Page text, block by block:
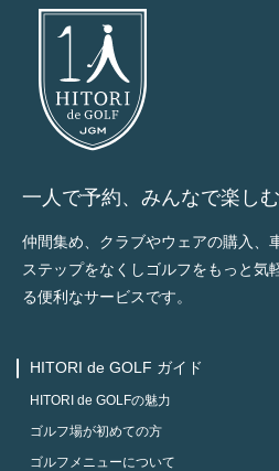
一人で予約、みんなで楽しむ
仲間集め、クラブやウェアの購入、
ステップをなくしゴルフをもっと気
る便利なサービスです。
HITORI de GOLF ガイド
HITORI de GOLFの魅力
ゴルフ場が初めての方
ゴルフメニューについて